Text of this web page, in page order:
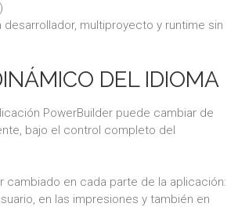
desarrollador, multiproyecto y runtime sin
DEL IDIOMA
PowerBuilder puede cambiar de
bajo el control completo del
cambiado en cada parte de la aplicación:
en las impresiones y también en